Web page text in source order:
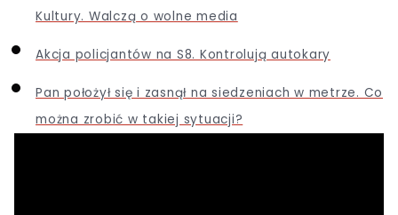
Kultury. Walczą o wolne media
Akcja policjantów na S8. Kontrolują autokary
Pan położył się i zasnął na siedzeniach w metrze. Co
można zrobić w takiej sytuacji?